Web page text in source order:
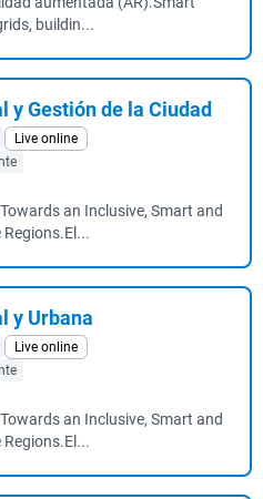
buildin...
Gestión de la Ciudad
Live online
an Inclusive, Smart and
y Urbana
Live online
an Inclusive, Smart and